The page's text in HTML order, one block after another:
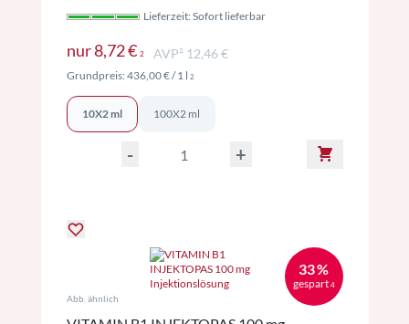
Lieferzeit: Sofort lieferbar
nur8,72 € 2Preise inkl. MwSt. ggf. zzgl. Versand
AVP² 12,46 €
Grundpreis:436,00 €/ 1 l 2Preise inkl. MwSt. ggf. zzgl. Versand
10X2 ml 100X2 ml
- +
33 %
gespart 4
Abb. ähnlich